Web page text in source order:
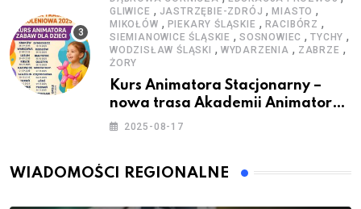
GLIWICE , JASTRZĘBIE-ZDRÓJ ,MIASTO ,
MIKOŁÓW , PIEKARY ŚLĄSKIE , RACIBÓRZ ,
SIEMIANOWICE ŚLĄSKIE ,SOSNOWIEC ,TYCHY ,
WODZISŁAW ŚLĄSKI , WYDARZENIA , ZABRZE ,
ŻORY
Kurs Animatora Stacjonarny –
nowa trasa Akademii Animatora
– jesień 2025
2025-08-17
WIADOMOŚCI REGIONALNE